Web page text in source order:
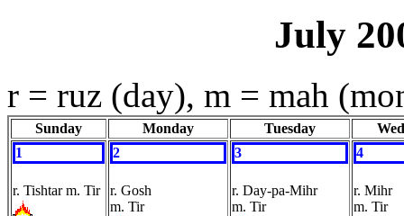
July
r = ruz (day), m = mah
Sunday Monday Tuesday
1
r. Tishtar m. Tir
2
r. Gosh
m. Tir
3
r. Day-pa-Mihr
m. Tir
4
r. Mihr
m. Tir